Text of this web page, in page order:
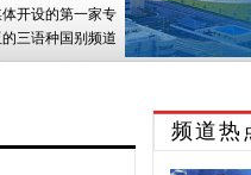
开设的第一家专
三语种国别频道